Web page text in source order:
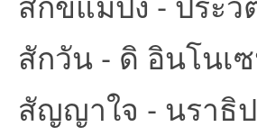
สักวัน - ดิ อินโนเ
สัญญาใจ - นรา